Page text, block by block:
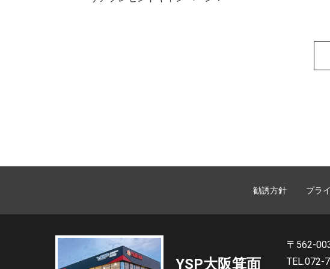
勧誘方針 プラ
YSP大阪箕面
〒562-
TEL.072-